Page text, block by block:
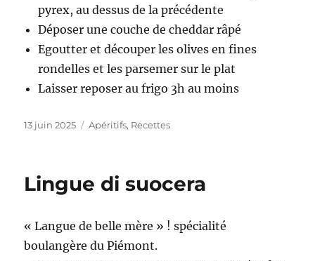
pyrex, au dessus de la précédente
Déposer une couche de cheddar râpé
Egoutter et découper les olives en fines
rondelles et les parsemer sur le plat
Laisser reposer au frigo 3h au moins
Publié
13 juin 2025 Catégories
Apéritifs, Recettes
Lingue di suocera
« Langue de belle mère » ! spécialité
boulangère du Piémont.